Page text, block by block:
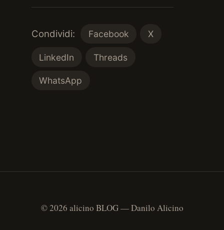
Condividi: Facebook X
LinkedIn Threads
WhatsApp
© 2026 alicino BLOG — Danilo Alicino